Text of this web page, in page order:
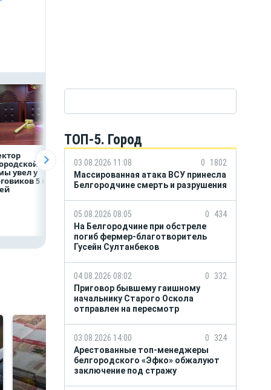
увел у
5 млн
кредитов
наличными в России
вырос на 64%
кредитов в
полугодии 2026
ТОП-5. Город
03.08.2026 11:08 0
1802
Массированная атака ВСУ принесла
Белгородчине смерть и разрушения
05.08.2026 08:05 0
434
На Белгородчине при обстреле
погиб фермер-благотворитель
Гусейн Султанбеков
04.08.2026 08:02 0
332
Приговор бывшему гаишному
начальнику Старого Оскола
отправлен на пересмотр
03.08.2026 14:00 0
324
Арестованные топ-менеджеры
белгородского «Эфко» обжалуют
заключение под стражу